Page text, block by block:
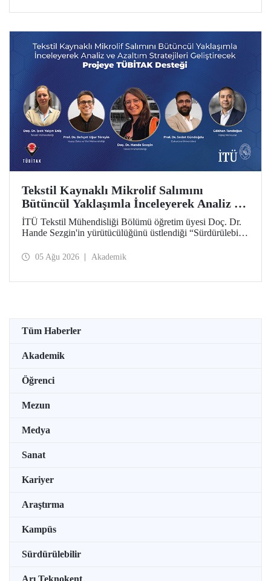
Tekstil Kaynaklı Mikrolif Salımını
Bütüncül Yaklaşımla İnceleyerek Analiz ve
Azaltım Stratejileri Geliştirecek Projeye
TÜBİTAK Desteği
İTÜ Tekstil Mühendisliği Bölümü öğretim üyesi Doç. Dr.
Hande Sezgin'in yürütücülüğünü üstlendiği “Sürdürülebilir
Koşullarına Bağlı Mikrolif Salımı: Aşınma, UV Maruziyeti
05 Ağu 2026 Akademik
Tüm Haberler
Akademik
Öğrenci
Mezun
Medya
Sanat
Kariyer
Araştırma
Kampüs
Sürdürülebilir
Arı Teknokent